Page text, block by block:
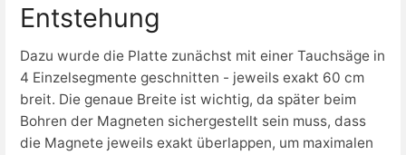
Entstehung
Dazu wurde die Platte zunächst mit einer Tauchsäge in
4 Einzelsegmente geschnitten - jeweils exakt 60 cm
breit. Die genaue Breite ist wichtig, da später beim
Bohren der Magneten sichergestellt sein muss, dass
die Magnete jeweils exakt überlappen, um maximalen